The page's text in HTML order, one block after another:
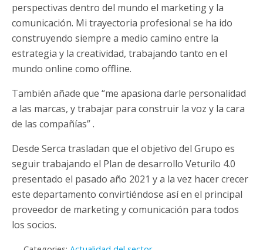
perspectivas dentro del mundo el marketing y la
comunicación. Mi trayectoria profesional se ha ido
construyendo siempre a medio camino entre la
estrategia y la creatividad, trabajando tanto en el
mundo online como offline.
También añade que “me apasiona darle personalidad
a las marcas, y trabajar para construir la voz y la cara
de las compañías” .
Desde Serca trasladan que el objetivo del Grupo es
seguir trabajando el Plan de desarrollo Veturilo 4.0
presentado el pasado año 2021 y a la vez hacer crecer
este departamento convirtiéndose así en el principal
proveedor de marketing y comunicación para todos
los socios.